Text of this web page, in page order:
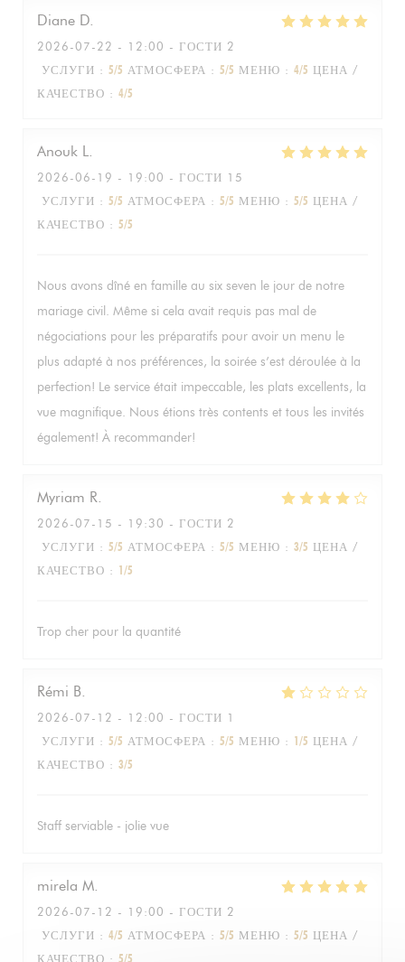
Diane D
2026-07-22 - 12:00 - ГОСТИ 2
УСЛУГИ : 5/5 АТМОСФЕРА : 5/5 МЕНЮ : 4/5 ЦЕНА /
КАЧЕСТВО : 4/5
Anouk L
2026-06-19 - 19:00 - ГОСТИ 15
УСЛУГИ : 5/5 АТМОСФЕРА : 5/5 МЕНЮ : 5/5 ЦЕНА /
КАЧЕСТВО : 5/5
Nous avons dîné en famille au six seven le jour de notre
mariage civil. Même si cela avait requis pas mal de
négociations pour les préparatifs pour avoir un menu le
plus adapté à nos préférences, la soirée s’est déroulée à la
perfection! Le service était impeccable, les plats excellents, la
vue magnifique. Nous étions très contents et tous les invités
également! À recommander!
Myriam R
2026-07-15 - 19:30 - ГОСТИ 2
УСЛУГИ : 5/5 АТМОСФЕРА : 5/5 МЕНЮ : 3/5 ЦЕНА /
КАЧЕСТВО : 1/5
Trop cher pour la quantité
Rémi B
2026-07-12 - 12:00 - ГОСТИ 1
УСЛУГИ : 5/5 АТМОСФЕРА : 5/5 МЕНЮ : 1/5 ЦЕНА /
КАЧЕСТВО : 3/5
Staff serviable - jolie vue
mirela M
2026-07-12 - 19:00 - ГОСТИ 2
УСЛУГИ : 4/5 АТМОСФЕРА : 5/5 МЕНЮ : 5/5 ЦЕНА /
КАЧЕСТВО : 5/5